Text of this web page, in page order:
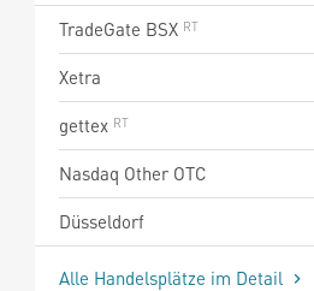
TradeGate BSX
Xetra
gettex
Nasdaq Other OTC
Düsseldorf
Alle Handelsplätze im Detail